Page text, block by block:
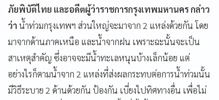
ภัยพิบัติไทย และอดีตผู้ว่าราชการกรุงเทพมหานคร กล่าว
ว่า น้ำท่วมกรุงเทพฯ ส่วนใหญ่จะมาจาก 2 แหล่งด้วยกัน โดย
มาจากด้านภาคเหนือ และน้ำจากฝน เพราะฉะนั้นจะเป็น
สาเหตุสำคัญ ซึ่งอาจจะมีน้ำทะเลหนุนบ้างเล็กน้อย แต่
อย่างไรก็ตามน้ำจาก 2 แหล่งที่ส่งผลกระทบต่อการน้ำท่วมนั้น
มีวิธีระบาย 2 ด้านด้วยกัน ป้องกัน เบี่ยงไปทิศทางอื่น เพื่อไม่